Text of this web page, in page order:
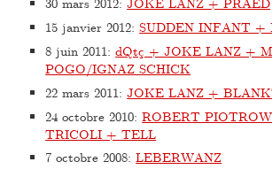
30 mars 2012:JOKE LANZ + PRAED
15 janvier 2012:SUDDEN INFANT +
8 juin 2011:dQtç + JOKE LANZ +
POGO/IGNAZ SCHICK
22 mars 2011:JOKE LANZ +
24 octobre 2010:ROBERT
TRICOLI + TELL
7 octobre 2008:LEBERWANZ